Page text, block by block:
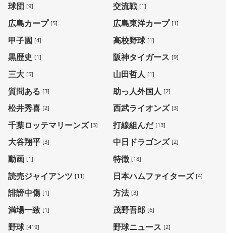
球団 [9] 交流戦 [1]
広島カープ [5] 広島東洋カープ [1]
甲子園 [4] 高校野球 [1]
黒歴史 [1] 阪神タイガース [9]
三大 [5] 山田哲人 [1]
質問ある [3] 助っ人外国人 [2]
松井秀喜 [2] 西武ライオンズ [3]
千葉ロッテマリーンズ [3] 打線組んだ [13]
大谷翔平 [3] 中日ドラゴンズ [2]
動画 [1] 特徴 [18]
読売ジャイアンツ [11] 日本ハムファイターズ [4]
誹謗中傷 [1] 方法 [3]
満場一致 [1] 茂野吾郎 [6]
野球 [419] 野球ニュース [2]